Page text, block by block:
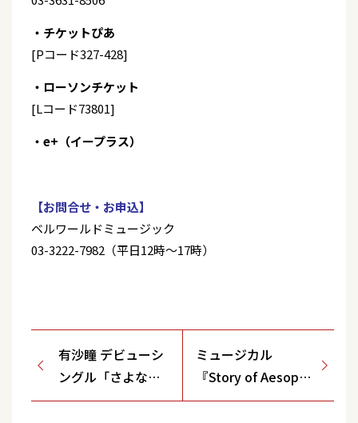
・チケットぴあ
[Pコード327-428]
・ローソンチケット
[Lコード73801]
・e+（イープラス）
【お問合せ・お申込】
ベルワールドミュージック
03-3222-7982（平日12時～17時）
有沙瞳 デビューシ
ングル「さよなら
は黄昏に」発売記
ミュージカル
『Story of Aesops
～イソップ物語の物